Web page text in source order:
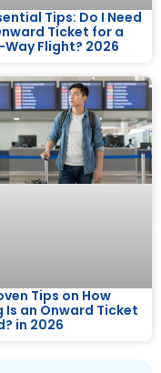
Tips: Do I Need
Ticket for a
Way Flight? 2026
Tips on How
Is an Onward Ticket
in 2026